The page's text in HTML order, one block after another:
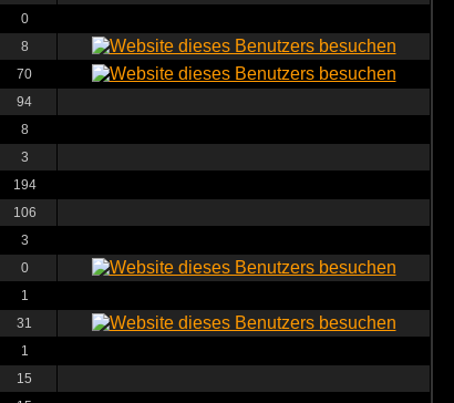
0
8
70
94
8
3
194
106
3
0
1
31
1
15